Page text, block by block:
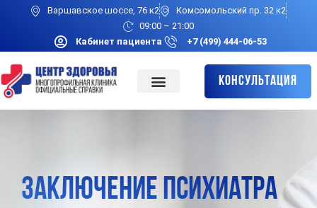
Варшавское шоссе, 76 к2
Комсомольский пр. 32 к2
09:00 – 21:00
Кабинет пациента
+7 (499) 444-06-53
Консультация
ЗАКЛЮЧЕНИЕ ПСИХИАТРА